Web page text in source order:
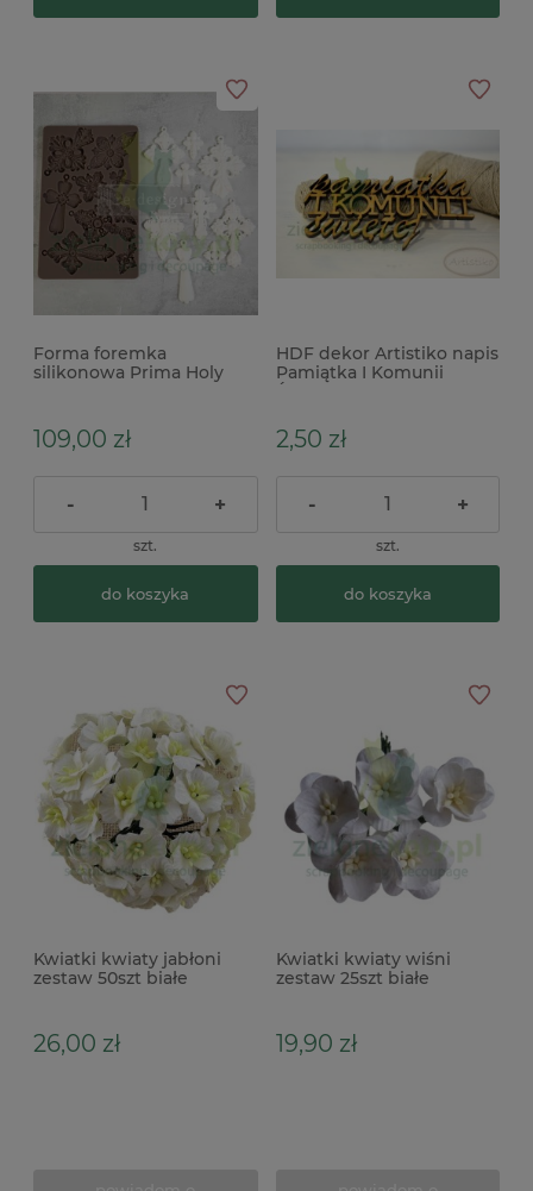
Forma foremka
silikonowa Prima Holy
109,00 zł
- +
szt.
do koszyka
HDF dekor Artistiko napis
Pamiątka I Komunii
2,50 zł
- +
szt.
do koszyka
Kwiatki kwiaty jabłoni
zestaw 50szt białe
26,00 zł
Kwiatki kwiaty wiśni
zestaw 25szt białe
19,90 zł